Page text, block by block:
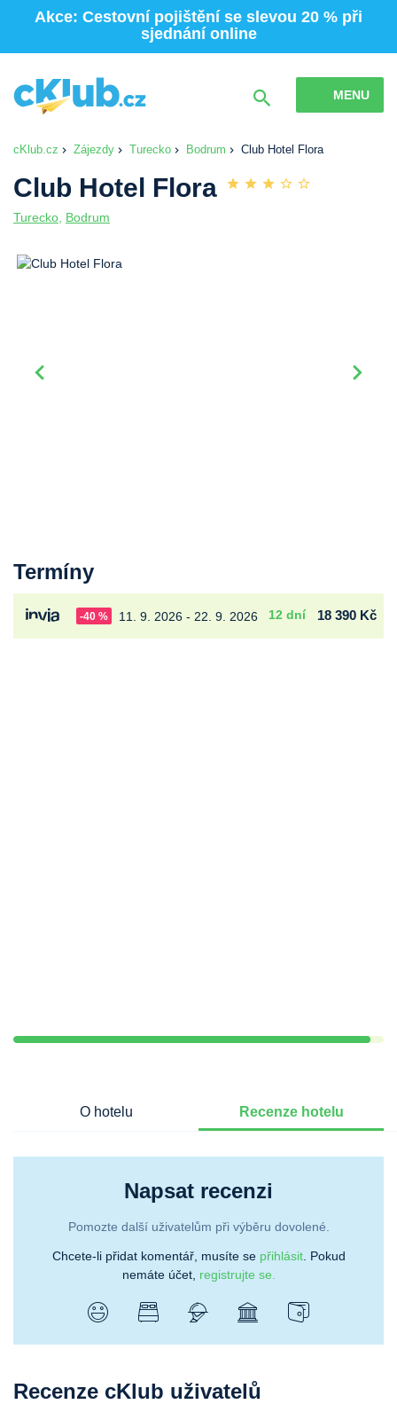
Akce: Cestovní pojištění se slevou 20 % při
sjednání online
MENU
cKlub.cz Zájezdy Turecko Bodrum Club Hotel Flora
Club Hotel Flora
Turecko Bodrum
Termíny
-40 % 11. 9. 2026 - 22. 9. 2026 12 dní 18 390 Kč
O hotelu Recenze hotelu
Napsat recenzi
Pomozte další uživatelům při výběru dovolené.
Chcete-li přidat komentář, musíte se přihlásit. Pokud
nemáte účet, registrujte se.
Recenze cKlub uživatelů